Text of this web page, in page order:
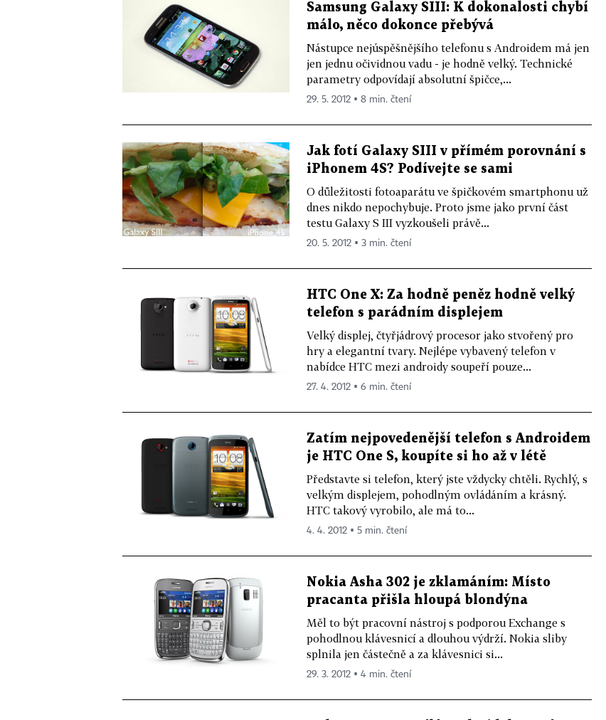
Samsung Galaxy SIII: K dokonalosti chybí
málo, něco dokonce přebývá
Nástupce nejúspěšnějšího telefonu s Androidem má jen
jen jednu očividnou vadu - je hodně velký. Technické
parametry odpovídají absolutní špičce,...
29. 5. 2012 ▪ 8 min. čtení
Jak fotí Galaxy SIII v přímém porovnání s
iPhonem 4S? Podívejte se sami
O důležitosti fotoaparátu ve špičkovém smartphonu už
dnes nikdo nepochybuje. Proto jsme jako první část
testu Galaxy S III vyzkoušeli právě...
20. 5. 2012 ▪ 3 min. čtení
HTC One X: Za hodně peněz hodně velký
telefon s parádním displejem
Velký displej, čtyřjádrový procesor jako stvořený pro
hry a elegantní tvary. Nejlépe vybavený telefon v
nabídce HTC mezi androidy soupeří pouze...
27. 4. 2012 ▪ 6 min. čtení
Zatím nejpovedenější telefon s Androidem
je HTC One S, koupíte si ho až v létě
Představte si telefon, který jste vždycky chtěli. Rychlý, s
velkým displejem, pohodlným ovládáním a krásný.
HTC takový vyrobilo, ale má to...
4. 4. 2012 ▪ 5 min. čtení
Nokia Asha 302 je zklamáním: Místo
pracanta přišla hloupá blondýna
Měl to být pracovní nástroj s podporou Exchange s
pohodlnou klávesnicí a dlouhou výdrží. Nokia sliby
splnila jen částečně a za klávesnici si...
29. 3. 2012 ▪ 4 min. čtení